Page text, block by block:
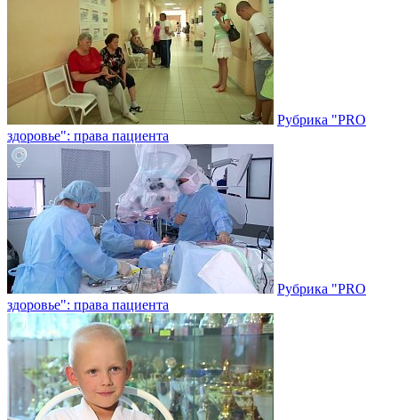
Рубрика "PRO
здоровье": права пациента
Рубрика "PRO
здоровье": права пациента